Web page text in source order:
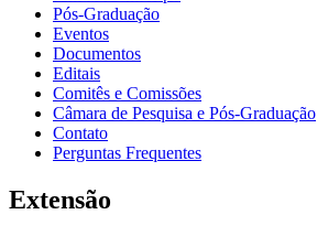
Pós-Graduação
Eventos
Documentos
Editais
Comitês e Comissões
Câmara de Pesquisa e Pós-Graduação
Contato
Perguntas Frequentes
Extensão